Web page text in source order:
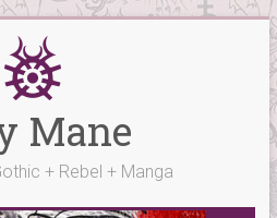
Mane
+ Rebel + Manga